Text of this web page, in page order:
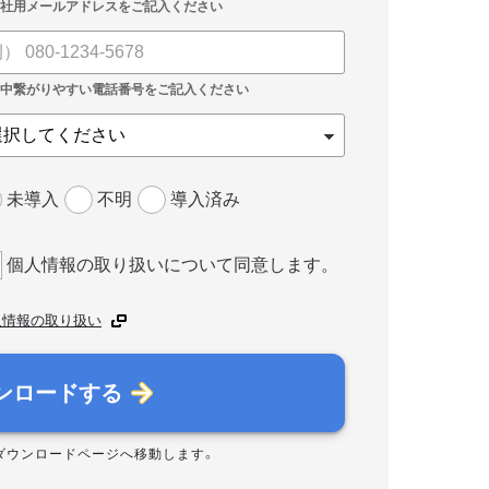
未導入 不明 導入済み
個人情報の取り扱いについて同意します。
報の取り扱い
ロードする
ウンロードページへ移動します。